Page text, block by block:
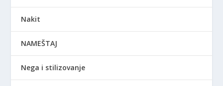
Nakit
NAMEŠTAJ
Nega i stilizovanje